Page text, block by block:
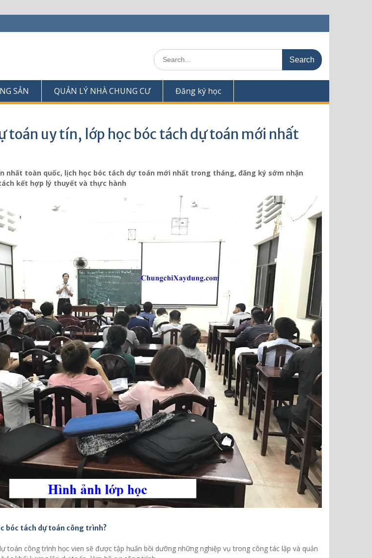
S
e
h
r
SẢN QUẢN LÝ NHÀ CHUNG CƯ Đăng ký học
toán uy tín, lớp học bóc tách dự toán mới nhất
nhất toàn quốc, lịch học bóc tách dự toán mới nhất trong tháng, đăng ký sớm nhận
kết hợp lý thuyết và thực hành
bóc tách dự toán công trình?
toán công trình học vien sẽ được tập huấn bồi dưỡng những nghiệp vụ trong công tác lập và quản